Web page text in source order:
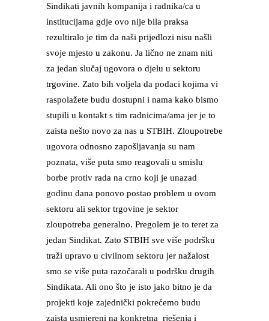
Sindikati javnih kompanija i radnika/ca u
institucijama gdje ovo nije bila praksa
rezultiralo je tim da naši prijedlozi nisu našli
svoje mjesto u zakonu. Ja lično ne znam niti
za jedan slučaj ugovora o djelu u sektoru
trgovine. Zato bih voljela da podaci kojima vi
raspolažete budu dostupni i nama kako bismo
stupili u kontakt s tim radnicima/ama jer je to
zaista nešto novo za nas u STBIH. Zloupotrebe
ugovora odnosno zapošljavanja su nam
poznata, više puta smo reagovali u smislu
borbe protiv rada na crno koji je unazad
godinu dana ponovo postao problem u ovom
sektoru ali sektor trgovine je sektor
zloupotreba generalno. Pregolem je to teret za
jedan Sindikat. Zato STBIH sve više podršku
traži upravo u civilnom sektoru jer nažalost
smo se više puta razočarali u podršku drugih
Sindikata. Ali ono što je isto jako bitno je da
projekti koje zajednički pokrećemo budu
zaista usmjereni na konkretna rješenja i